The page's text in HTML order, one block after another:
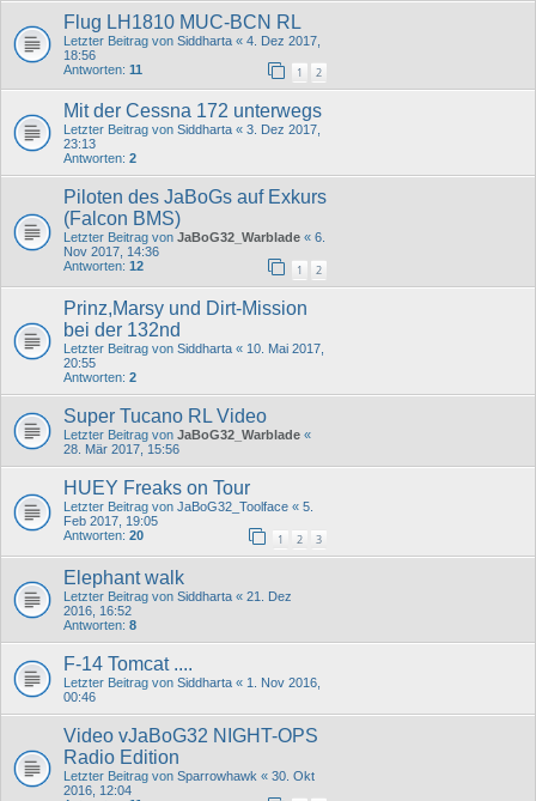
Flug LH1810 MUC-BCN RL
Letzter Beitrag von Siddharta « 4. Dez 2017,
18:56
Antworten: 11 1 2
Mit der Cessna 172 unterwegs
Letzter Beitrag von Siddharta « 3. Dez 2017,
23:13
Antworten: 2
Piloten des JaBoGs auf Exkurs
(Falcon BMS)
Letzter Beitrag von JaBoG32_Warblade « 6.
Nov 2017, 14:36
Antworten: 12 1 2
Prinz,Marsy und Dirt-Mission
bei der 132nd
Letzter Beitrag von Siddharta « 10. Mai 2017,
20:55
Antworten: 2
Super Tucano RL Video
Letzter Beitrag von JaBoG32_Warblade «
28. Mär 2017, 15:56
HUEY Freaks on Tour
Letzter Beitrag von JaBoG32_Toolface « 5.
Feb 2017, 19:05
Antworten: 20 1 2 3
Elephant walk
Letzter Beitrag von Siddharta « 21. Dez
2016, 16:52
Antworten: 8
F-14 Tomcat ....
Letzter Beitrag von Siddharta « 1. Nov 2016,
00:46
Video vJaBoG32 NIGHT-OPS
Radio Edition
Letzter Beitrag von Sparrowhawk « 30. Okt
2016, 12:04